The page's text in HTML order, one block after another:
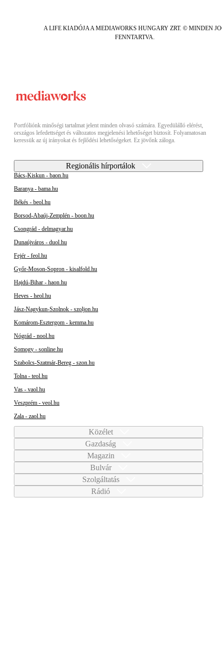
A LIFE KIADÓJA A MEDIAWORKS HUNGARY ZRT. © MINDEN
FENNTARTVA.
Portfóliónk minőségi tartalmat jelent minden olvasó számára. Egyedülálló elérést,
országos lefedettséget és változatos megjelenési lehetőséget biztosít. Folyamatosan
keressük az új irányokat és fejlődési lehetőségeket. Ez jövőnk záloga.
Regionális hírportálok
Bács-Kiskun - baon.hu
Baranya - bama.hu
Békés - beol.hu
Borsod-Abaúj-Zemplén - boon.hu
Csongrád - delmagyar.hu
Dunaújváros - duol.hu
Fejér - feol.hu
Győr-Moson-Sopron - kisalfold.hu
Hajdú-Bihar - haon.hu
Heves - heol.hu
Jász-Nagykun-Szolnok - szoljon.hu
Komárom-Esztergom - kemma.hu
Nógrád - nool.hu
Somogy - sonline.hu
Szabolcs-Szatmár-Bereg - szon.hu
Tolna - teol.hu
Vas - vaol.hu
Veszprém - veol.hu
Zala - zaol.hu
Közélet
Gazdaság
Magazin
Bulvár
Szolgáltatás
Rádió